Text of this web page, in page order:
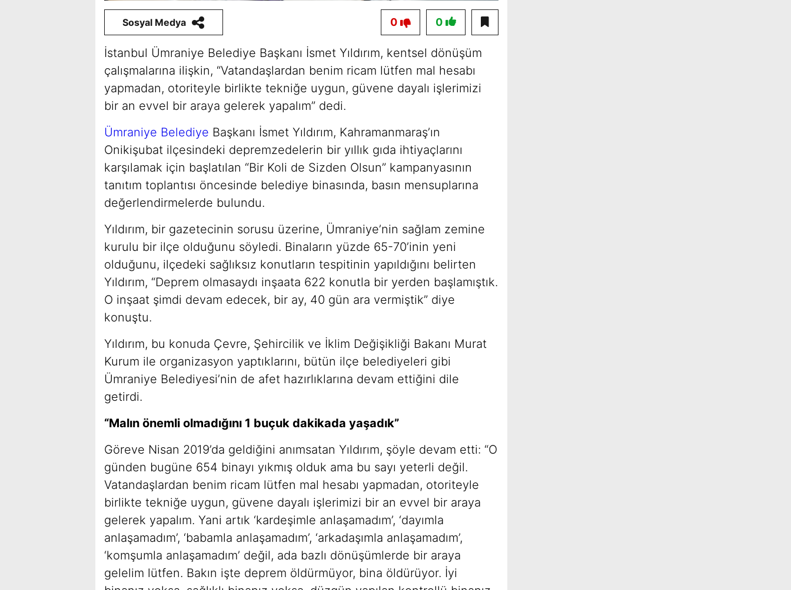
Sosyal Medya 0
0
İstanbul Ümraniye Belediye Başkanı İsmet Yıldırım, kentsel dönüşüm
çalışmalarına ilişkin, “Vatandaşlardan benim ricam lütfen mal hesabı
yapmadan, otoriteyle birlikte tekniğe uygun, güvene dayalı işlerimizi
bir an evvel bir araya gelerek yapalım” dedi.
Ümraniye Belediye Başkanı İsmet Yıldırım, Kahramanmaraş’ın
Onikişubat ilçesindeki depremzedelerin bir yıllık gıda ihtiyaçlarını
karşılamak için başlatılan “Bir Koli de Sizden Olsun” kampanyasının
tanıtım toplantısı öncesinde belediye binasında, basın mensuplarına
değerlendirmelerde bulundu.
Yıldırım, bir gazetecinin sorusu üzerine, Ümraniye’nin sağlam zemine
kurulu bir ilçe olduğunu söyledi. Binaların yüzde 65-70’inin yeni
olduğunu, ilçedeki sağlıksız konutların tespitinin yapıldığını belirten
Yıldırım, “Deprem olmasaydı inşaata 622 konutla bir yerden başlamıştık.
O inşaat şimdi devam edecek, bir ay, 40 gün ara vermiştik” diye
konuştu.
Yıldırım, bu konuda Çevre, Şehircilik ve İklim Değişikliği Bakanı Murat
Kurum ile organizasyon yaptıklarını, bütün ilçe belediyeleri gibi
Ümraniye Belediyesi’nin de afet hazırlıklarına devam ettiğini dile
getirdi.
“Malın önemli olmadığını 1 buçuk dakikada yaşadık”
Göreve Nisan 2019’da geldiğini anımsatan Yıldırım, şöyle devam etti: “O
günden bugüne 654 binayı yıkmış olduk ama bu sayı yeterli değil.
Vatandaşlardan benim ricam lütfen mal hesabı yapmadan, otoriteyle
birlikte tekniğe uygun, güvene dayalı işlerimizi bir an evvel bir araya
gelerek yapalım. Yani artık ‘kardeşimle anlaşamadım’, ‘dayımla
anlaşamadım’, ‘babamla anlaşamadım’, ‘arkadaşımla anlaşamadım’,
‘komşumla anlaşamadım’ değil, ada bazlı dönüşümlerde bir araya
gelelim lütfen. Bakın işte deprem öldürmüyor, bina öldürüyor. İyi